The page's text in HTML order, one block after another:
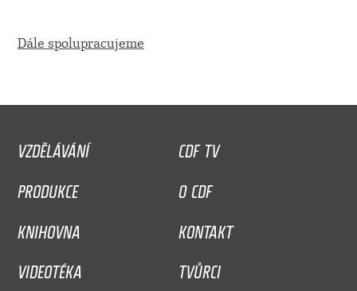
Dále spolupracujeme
VZDĚLÁVÁNÍ
CDF TV
PRODUKCE
O CDF
KNIHOVNA
KONTAKT
VIDEOTÉKA
TVŮRCI